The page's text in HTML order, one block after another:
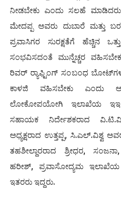
ನೀಡಬೇಕು ಎಂದು ಸಲಹೆ
ಮೇದಪ್ಪ ಅವರು ದುಬಾರೆ ಮತ್ತು
ಪ್ರವಾಸಿಗರ ಸುರಕ್ಷತೆಗೆ ಹೆಚ್ಚಿನ
ಸಂಭವಿಸದಂತೆ ಮುನ್ನೆಚ್ಚರ
ರಿವರ್ ರ‍್ಯಾಫ್ಟಿಂಗ್ ಸಂಬಂಧ ಬೋಟ್‌ಗಳ
ಕಾಳಜಿ ವಹಿಸಬೇಕು ಎಂದು
ಲೋಕೋಪಯೋಗಿ ಇಲಾಖೆಯ ಇಇ
ಸಹಾಯಕ ನಿರ್ದೇಶಕರಾದ
ಅಧ್ಯಕ್ಷರಾದ ಉತ್ತಪ್ಪ, ಸಿ.ಎಲ್.ವಿಶ್ವ
ತಹಶೀಲ್ದಾರರಾದ ಶ್ರೀಧರ,
ಹರೀಶ್, ಪ್ರವಾಸೋದ್ಯಮ
ಇತರರು ಇದ್ದರು.